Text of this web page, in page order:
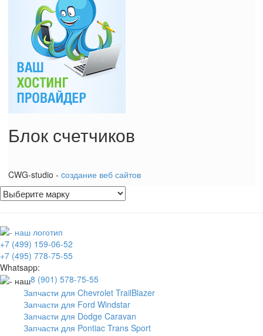
Блок счетчиков
CWG-studio - cоздание веб сайтов
+7 (499) 159-06-52
+7 (495) 778-75-55
Whatsapp:
8 (901) 578-75-55
Запчасти для Chevrolet TrailBlazer
Запчасти для Ford Windstar
Запчасти для Dodge Caravan
Запчасти для Pontiac Trans Sport